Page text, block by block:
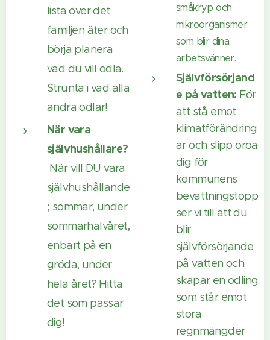
lista över det
familjen äter och
börja planera
vad du vill odla.
Strunta i vad alla
andra odlar!
När vara
självhushållare?
När vill DU vara
självhushållande
; sommar, under
sommarhalvåret,
enbart på en
gröda, under
hela året? Hitta
det som passar
dig!
småkryp och
mikroorganismer
som blir dina
arbetsvänner.
Självförsörjand
e på vatten: För
att stå emot
klimatförändring
ar och slipp oroa
dig för
kommunens
bevattningstopp
ser vi till att du
blir
självförsörjande
på vatten och
skapar en odling
som står emot
stora
regnmängder